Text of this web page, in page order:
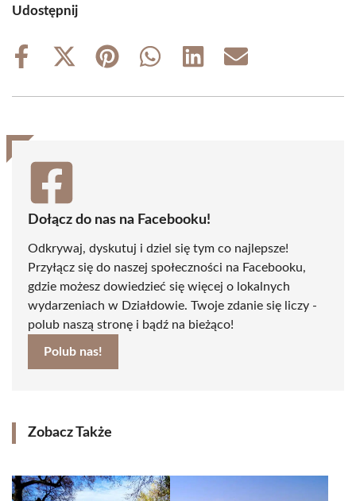
Udostępnij
Share
Share
(Twitter)
Share
Share
Share
Share
Dołącz do nas na Facebooku!
Odkrywaj, dyskutuj i dziel się tym co najlepsze!
Przyłącz się do naszej społeczności na Facebooku,
gdzie możesz dowiedzieć się więcej o lokalnych
wydarzeniach w Działdowie. Twoje zdanie się liczy -
polub naszą stronę i bądź na bieżąco!
Polub nas!
Zobacz Także